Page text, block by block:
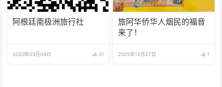
阿根廷南极洲旅行社
2020年03月04日 31
旅阿华侨华人烟民的福音
来了！
2025年12月27日 1